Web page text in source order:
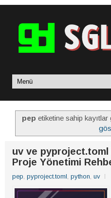
pep etiketine sahip
uv ve pyproject.toml
Proje Yönetimi
pep, pyproject.toml, python, uv